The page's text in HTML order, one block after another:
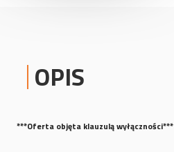
OPIS
***Oferta objęta klauzulą wyłączności***